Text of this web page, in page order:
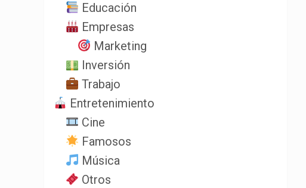
Educación
Empresas
Marketing
Inversión
Trabajo
Entretenimiento
Cine
Famosos
Música
Otros